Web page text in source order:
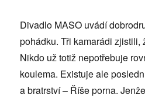
Divadlo MASO uvádí
pohádku. Tři kamarádi zjistili,
Nikdo už totiž nepotřebuje
koulema. Existuje ale
a bratrství – Říše porna.